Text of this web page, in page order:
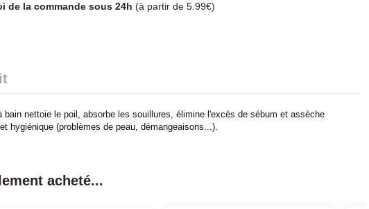
de la commande sous 24h (à partir de 5.99€)
nettoie le poil, absorbe les souillures, élimine l'excès de sébum et assèche
hygiénique (problèmes de peau, démangeaisons...).
acheté...